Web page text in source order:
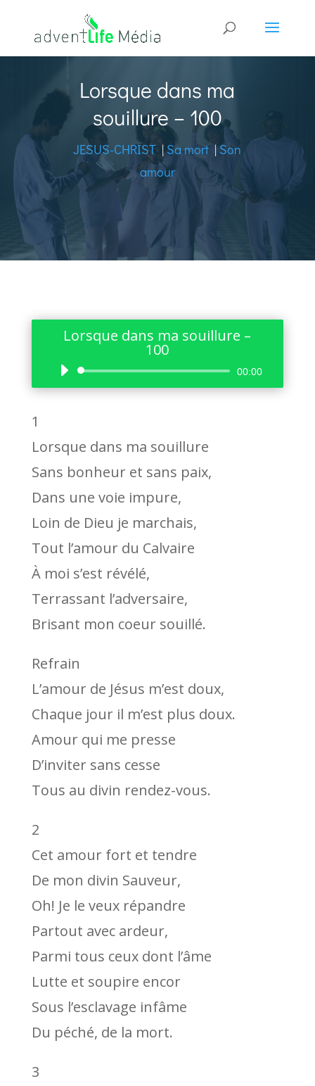
Lorsque dans ma
souillure – 100
JESUS-CHRIST|Sa mort |Son
amour
Lorsque dans ma souillure –
100
Lecteur
audio
00:00
1
Lorsque dans ma souillure
Sans bonheur et sans paix,
Dans une voie impure,
Loin de Dieu je marchais,
Tout l’amour du Calvaire
À moi s’est révélé,
Terrassant l’adversaire,
Brisant mon coeur souillé.
Refrain
L’amour de Jésus m’est doux,
Chaque jour il m’est plus doux.
Amour qui me presse
D’inviter sans cesse
Tous au divin rendez-vous.
2
Cet amour fort et tendre
De mon divin Sauveur,
Oh! Je le veux répandre
Partout avec ardeur,
Parmi tous ceux dont l’âme
Lutte et soupire encor
Sous l’esclavage infâme
Du péché, de la mort.
3